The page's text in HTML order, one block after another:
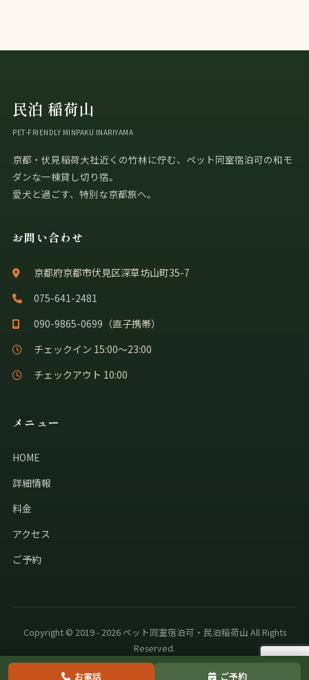
民泊 稲荷山
PET-FRIENDLY MINPAKU INARIYAMA
京都・伏見稲荷大社近くの竹林に佇む、ペット同室宿泊可の和モ
ダンな一棟貸し切り宿。
愛犬と過ごす、特別な京都旅へ。
お問い合わせ
京都府京都市伏見区深草坊山町35-7
075-641-2481
090-9865-0699 （直子携帯）
チェックイン 15:00〜23:00
チェックアウト 10:00
メニュー
HOME
詳細情報
料金
アクセス
ご予約
Copyright © 2019 - 2026 ペット同室宿泊可・民泊稲荷山 All Rights
Reserved.
お電話 ご予約